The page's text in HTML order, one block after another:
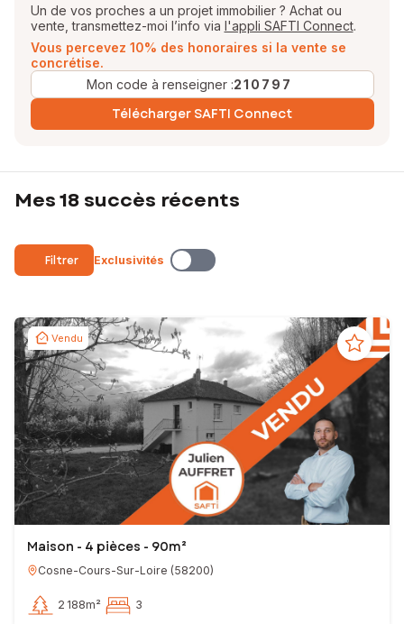
Un de vos proches a un projet immobilier ? Achat ou
vente, transmettez-moi l’info via l'appli SAFTI Connect.
Vous percevez 10% des honoraires si la vente se
concrétise.
Mon code à renseigner :210797
Télécharger SAFTI Connect
Mes 18 succès récents
Filtrer Exclusivités
Vendu
Maison - 4 pièces - 90m²
Cosne-Cours-Sur-Loire (58200)
2 188m² 3